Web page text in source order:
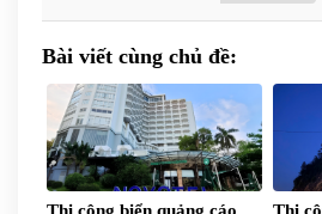
Bài viết cùng chủ đề: